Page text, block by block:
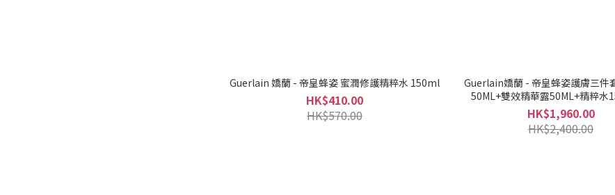
Guerlain 嬌蘭 - 帝皇蜂姿 蜜潤修護精粹水 150ml
HK$410.00
HK$570.00
Guerlain嬌蘭 - 帝皇蜂姿護膚三件
50ML+雙效精華露50ML+精粹水
HK$1,960.00
HK$2,400.00